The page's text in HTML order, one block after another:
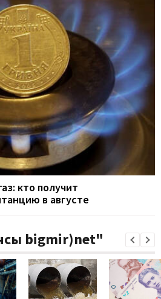
кто получит
в августе
bigmir)net"